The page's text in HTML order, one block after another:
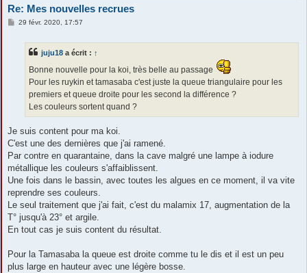
Re: Mes nouvelles recrues
M29 févr. 2020, 17:57
juju18 a écrit : ↑
Bonne nouvelle pour la koi, très belle au passage
Pour les ruykin et tamasaba c'est juste la queue triangulaire pour les
premiers et queue droite pour les second la différence ?
Les couleurs sortent quand ?
Je suis content pour ma koi.
C'est une des dernières que j'ai ramené.
Par contre en quarantaine, dans la cave malgré une lampe à iodure
métallique les couleurs s'affaiblissent.
Une fois dans le bassin, avec toutes les algues en ce moment, il va vite
reprendre ses couleurs.
Le seul traitement que j'ai fait, c'est du malamix 17, augmentation de la
T° jusqu'à 23° et argile.
En tout cas je suis content du résultat.
Pour la Tamasaba la queue est droite comme tu le dis et il est un peu
plus large en hauteur avec une légère bosse.